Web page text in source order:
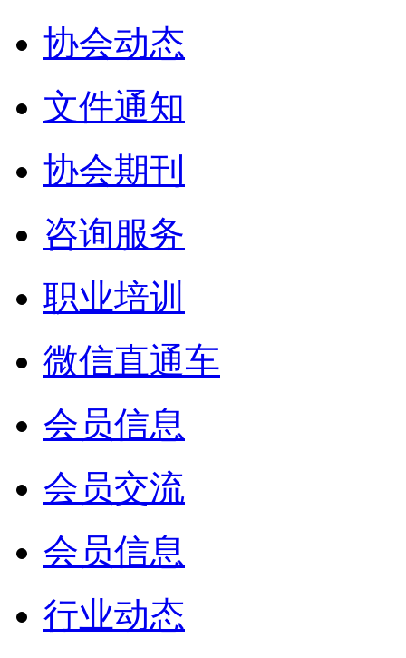
协会动态
文件通知
协会期刊
咨询服务
职业培训
微信直通车
会员信息
会员交流
会员信息
行业动态